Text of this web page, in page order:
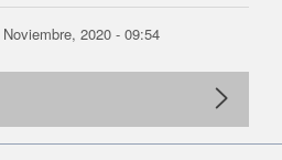
2020 - 09:54